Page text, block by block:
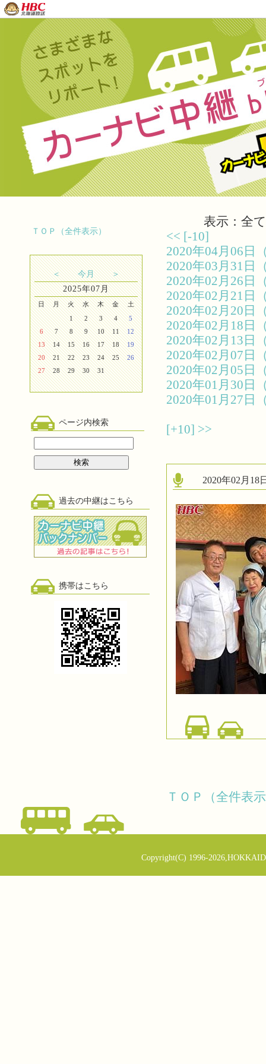
ＴＯＰ（全件表示）
＜ 今月
＞
2025年07月
日 月 火 水 木 金
土
1
2 3 4
5
6
7 8 9 10 11
12
13
14 15 16 17 18
19
20
21 22 23 24 25
26
27
28 29 30 31
ページ内検索
過去の中継はこちら
携帯はこちら
表示：全て
<< [-10]
2020年04月06
2020年03月31
2020年02月26
2020年02月21
2020年02月20
2020年02月18
2020年02月13
2020年02月07
2020年02月05
2020年01月30
2020年01月27
[+10] >>
2020年02月
ＴＯＰ（全件表
Copyright(C) 1996-